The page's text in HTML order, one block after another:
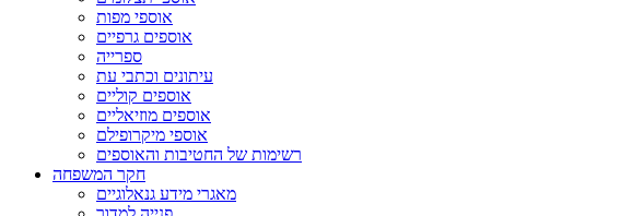
אוספי מפות
אוספים גרפיים
ספרייה
עיתונים וכתבי עת
אוספים קוליים
אוספים מוזיאליים
אוספי מיקרופילם
רשימות של החטיבות והאוספים
חקר המשפחה
מאגרי מידע גנאלוגיים